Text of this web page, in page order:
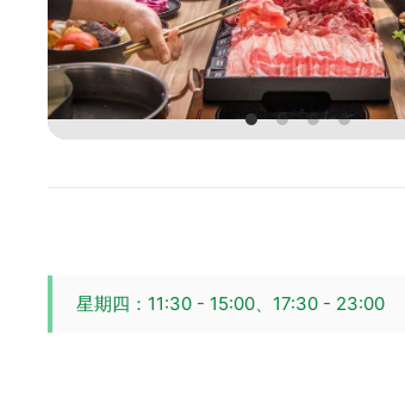
星期四：11:30 - 15:00、17:30 - 23:00